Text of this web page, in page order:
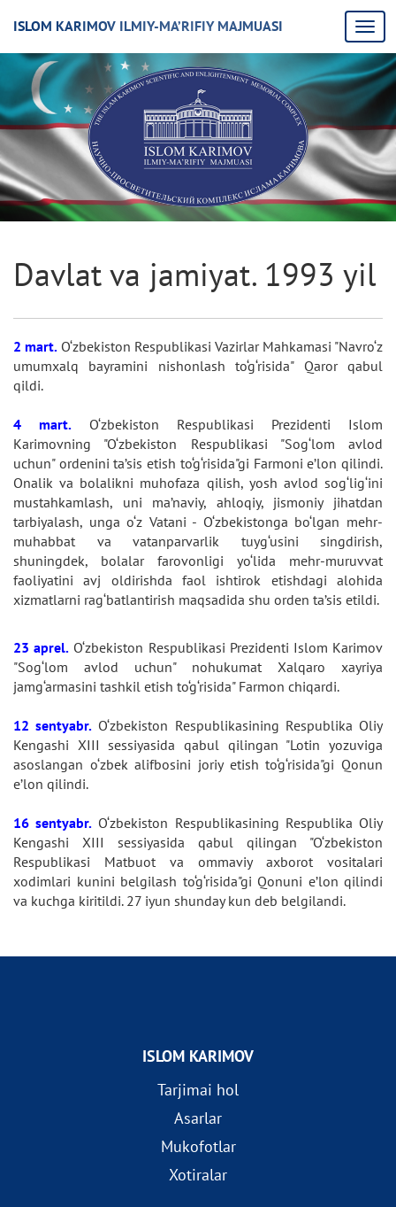
ISLOM KARIMOV ILMIY-MA’RIFIY MAJMUASI
Davlat va jamiyat. 1993 yil
2 mart. O‘zbekiston Respublikasi Vazirlar Mahkamasi "Navro‘z
umumxalq bayramini nishonlash to‘g‘risida" Qaror qabul
qildi.
4 mart. O‘zbekiston Respublikasi Prezidenti Islom
Karimovning "O‘zbekiston Respublikasi "Sog‘lom avlod
uchun" ordenini ta’sis etish to‘g‘risida"gi Farmoni e’lon qilindi.
Onalik va bolalikni muhofaza qilish, yosh avlod sog‘lig‘ini
mustahkamlash, uni ma’naviy, ahloqiy, jismoniy jihatdan
tarbiyalash, unga o‘z Vatani - O‘zbekistonga bo‘lgan mehr-
muhabbat va vatanparvarlik tuyg‘usini singdirish,
shuningdek, bolalar farovonligi yo‘lida mehr-muruvvat
faoliyatini avj oldirishda faol ishtirok etishdagi alohida
xizmatlarni rag‘batlantirish maqsadida shu orden ta’sis etildi.
23 aprel. O‘zbekiston Respublikasi Prezidenti Islom Karimov
"Sog‘lom avlod uchun" nohukumat Xalqaro xayriya
jamg‘armasini tashkil etish to‘g‘risida" Farmon chiqardi.
12 sentyabr. O‘zbekiston Respublikasining Respublika Oliy
Kengashi XIII sessiyasida qabul qilingan "Lotin yozuviga
asoslangan o‘zbek alifbosini joriy etish to‘g‘risida"gi Qonun
e’lon qilindi.
16 sentyabr. O‘zbekiston Respublikasining Respublika Oliy
Kengashi XIII sessiyasida qabul qilingan "O‘zbekiston
Respublikasi Matbuot va ommaviy axborot vositalari
xodimlari kunini belgilash to‘g‘risida"gi Qonuni e’lon qilindi
va kuchga kiritildi. 27 iyun shunday kun deb belgilandi.
ISLOM KARIMOV
Tarjimai hol
Asarlar
Mukofotlar
Xotiralar